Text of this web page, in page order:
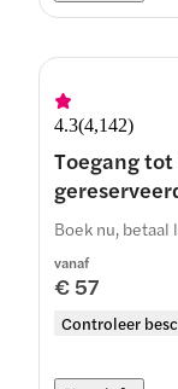
4.3(4,142)
Toegang
vanaf
€ 57
Controleer
Boek nu, betaal